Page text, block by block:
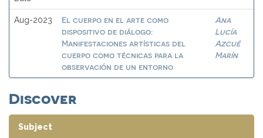
Aug-2023
El cuerpo en el arte como
dispositivo de diálogo:
Manifestaciones artísticas del
cuerpo como técnicas para la
observación de un entorno
Ana
Lucía
Azcué
Marín
Discover
Subject